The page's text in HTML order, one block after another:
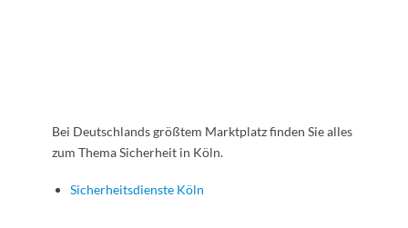
Bei Deutschlands größtem Marktplatz finden Sie alles
zum Thema Sicherheit in Köln.
Sicherheitsdienste Köln